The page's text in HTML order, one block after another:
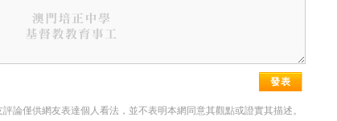
評論僅供網友表達個人看法，並不表明本網同意其觀點或證實其描述。